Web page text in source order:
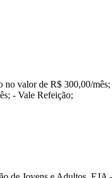
no valor de R$ 300,00/mês;
- Vale Refeição;